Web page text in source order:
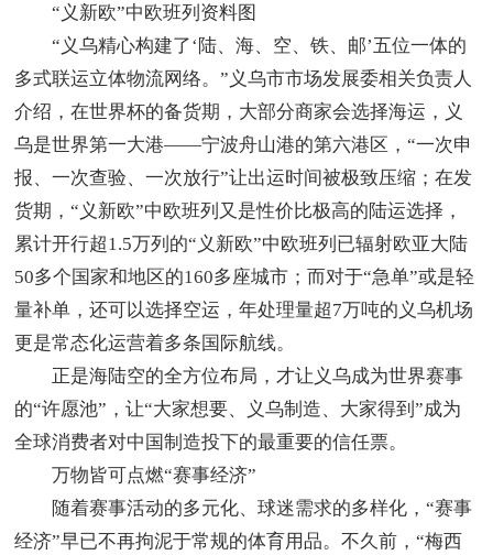
“义新欧”中欧班列资料图
“义乌精心构建了‘陆、海、空、铁、邮’五位一体的
多式联运立体物流网络。”义乌市市场发展委相关负责人
介绍，在世界杯的备货期，大部分商家会选择海运，义
乌是世界第一大港——宁波舟山港的第六港区，“一次申
报、一次查验、一次放行”让出运时间被极致压缩；在发
货期，“义新欧”中欧班列又是性价比极高的陆运选择，
累计开行超1.5万列的“义新欧”中欧班列已辐射欧亚大陆
50多个国家和地区的160多座城市；而对于“急单”或是轻
量补单，还可以选择空运，年处理量超7万吨的义乌机场
更是常态化运营着多条国际航线。
正是海陆空的全方位布局，才让义乌成为世界赛事
的“许愿池”，让“大家想要、义乌制造、大家得到”成为
全球消费者对中国制造投下的最重要的信任票。
万物皆可点燃“赛事经济”
随着赛事活动的多元化、球迷需求的多样化，“赛事
经济”早已不再拘泥于常规的体育用品。不久前，“梅西